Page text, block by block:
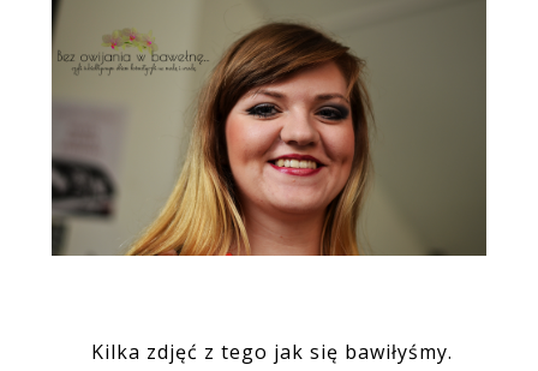
Kilka zdjęć z tego jak się bawiłyśmy.